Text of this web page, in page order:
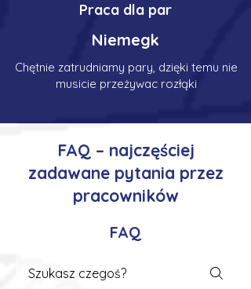
Praca dla par
Niemegk
Chętnie zatrudniamy pary, dzięki temu nie
musicie przeżywac rozłąki
FAQ – najczęściej
zadawane pytania przez
pracowników
FAQ